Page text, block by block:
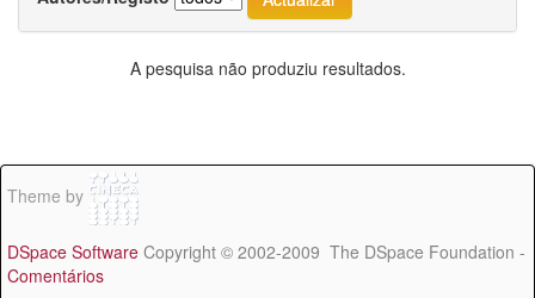
A pesquisa não produziu resultados.
Theme by
DSpace Software Copyright © 2002-2009 The DSpace Foundation -
Comentários